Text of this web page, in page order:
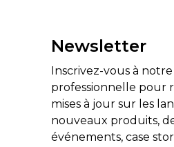
Newsletter
Inscrivez-vous à
professionnelle pour
mises à jour sur les
nouveaux produits,
événements, case